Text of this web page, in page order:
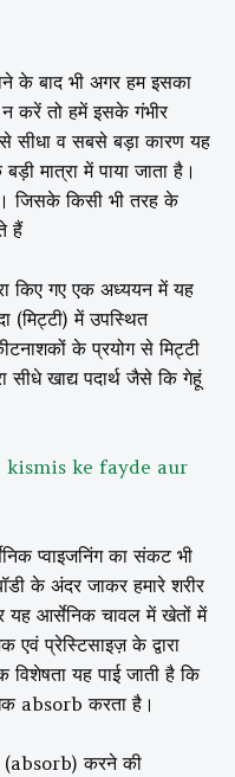
के बाद भी अगर हम इसका
करें तो हमें इसके गंभीर
सीधा व सबसे बड़ा कारण यह
मात्रा में पाया जाता है।
जिसके किसी भी तरह के
हैं
किए गए एक अध्ययन में यह
(मिट्टी) में उपस्थित
के प्रयोग से मिट्टी
सीधे खाद्य पदार्थ जैसे कि गेहूं
kismis ke fayde aur
प्वाइजनिंग का संकट भी
के अंदर जाकर हमारे शरीर
आर्सेनिक चावल में खेतों में
एवं प्रेस्टिसाइज़ के द्वारा
विशेषता यह पाई जाती है कि
absorb करता है।
(absorb) करने की